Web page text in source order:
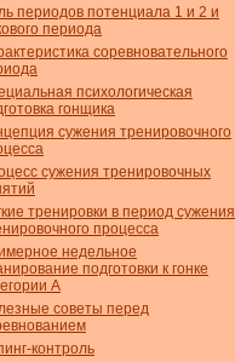
периодов потенциала 1 и 2 и
периода
соревновательного
психологическая
гонщика
сужения тренировочного
сужения тренировочных
тренировки в период сужения
процесса
недельное
подготовки к гонке
А
советы перед
контроль